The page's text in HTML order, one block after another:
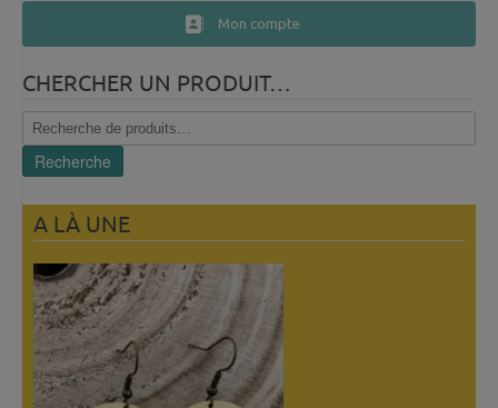
Mon compte
CHERCHER UN PRODUIT…
Recherche
pour :
Recherche
A LÀ UNE